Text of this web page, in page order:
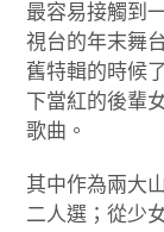
最容易接觸到
視台的年末舞
舊特輯的時候
下當紅的後輩
歌曲。
其中作為兩大
二人選；從少